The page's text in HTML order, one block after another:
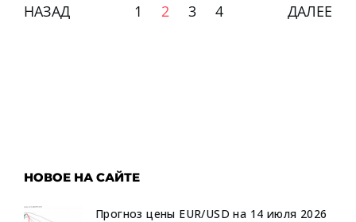
НАЗАД 1 2 3 4 ДАЛЕЕ
НОВОЕ НА САЙТЕ
Прогноз цены EUR/USD на 14 июля 2026